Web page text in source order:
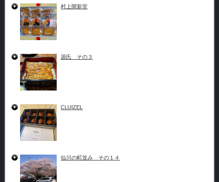
村上開新堂
源氏 その３
CLUIZEL
仙川の町並み その１４